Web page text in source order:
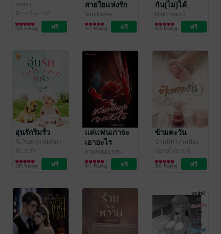
รสสรา
นิยายโรมานซ์
521 Rating
สายใยแห่งรัก
VanillaPie
นิยายโรมานซ์
167 Rating
กัน(ไม่)ได้
Nidchynoi /
Nidchynoi/ปากกา
ด้ามเดียว
นิยายรัก
370 Rating
อุ่นรักริมรั้ว
R.Porn (ภรปภัช) /
พุดพิชชา
นิยายรัก
295 Rating
แค่แฟนเก่าจะ
เอาอะไร
กาแฟหอมกรุ่น
นิยายรัก
341 Rating
ข้ามตะวัน
บ้านมีฟา / เหมือง
จ้าวนิยาย
นิยายโรมานซ์
201 Rating